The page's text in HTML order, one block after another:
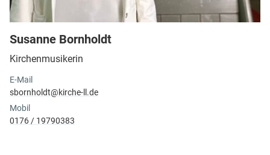
Susanne Bornholdt
Kirchenmusikerin
E-Mail
sbornholdt@​kirche-ll.​de
Mobil
0176 / 19790383